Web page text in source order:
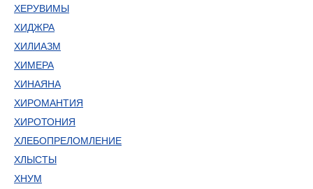
ХЕРУВИМЫ
ХИДЖРА
ХИЛИАЗМ
ХИМЕРА
ХИНАЯНА
ХИРОМАНТИЯ
ХИРОТОНИЯ
ХЛЕБОПРЕЛОМЛЕНИЕ
ХЛЫСТЫ
ХНУМ